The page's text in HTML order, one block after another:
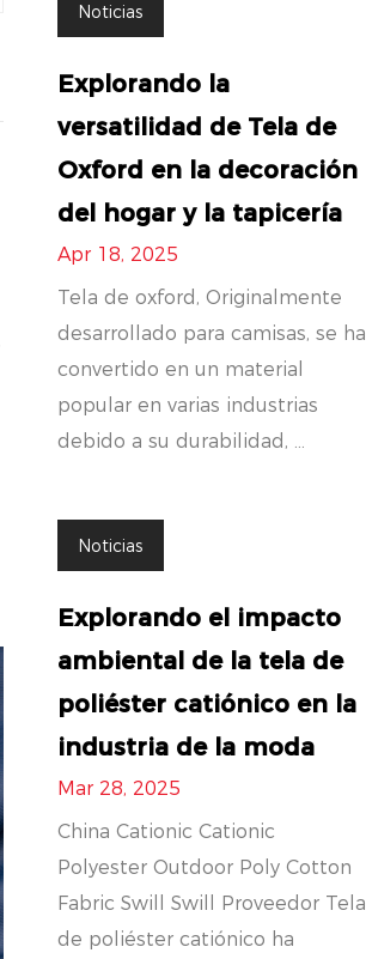
Noticias
Explorando la
versatilidad de Tela de
Oxford en la decoración
del hogar y la tapicería
Apr 18, 2025
Tela de oxford, Originalmente
desarrollado para camisas, se ha
convertido en un material
popular en varias industrias
debido a su durabilidad, ...
Noticias
Explorando el impacto
ambiental de la tela de
poliéster catiónico en la
industria de la moda
Mar 28, 2025
China Cationic Cationic
Polyester Outdoor Poly Cotton
Fabric Swill Swill Proveedor Tela
de poliéster catiónico ha